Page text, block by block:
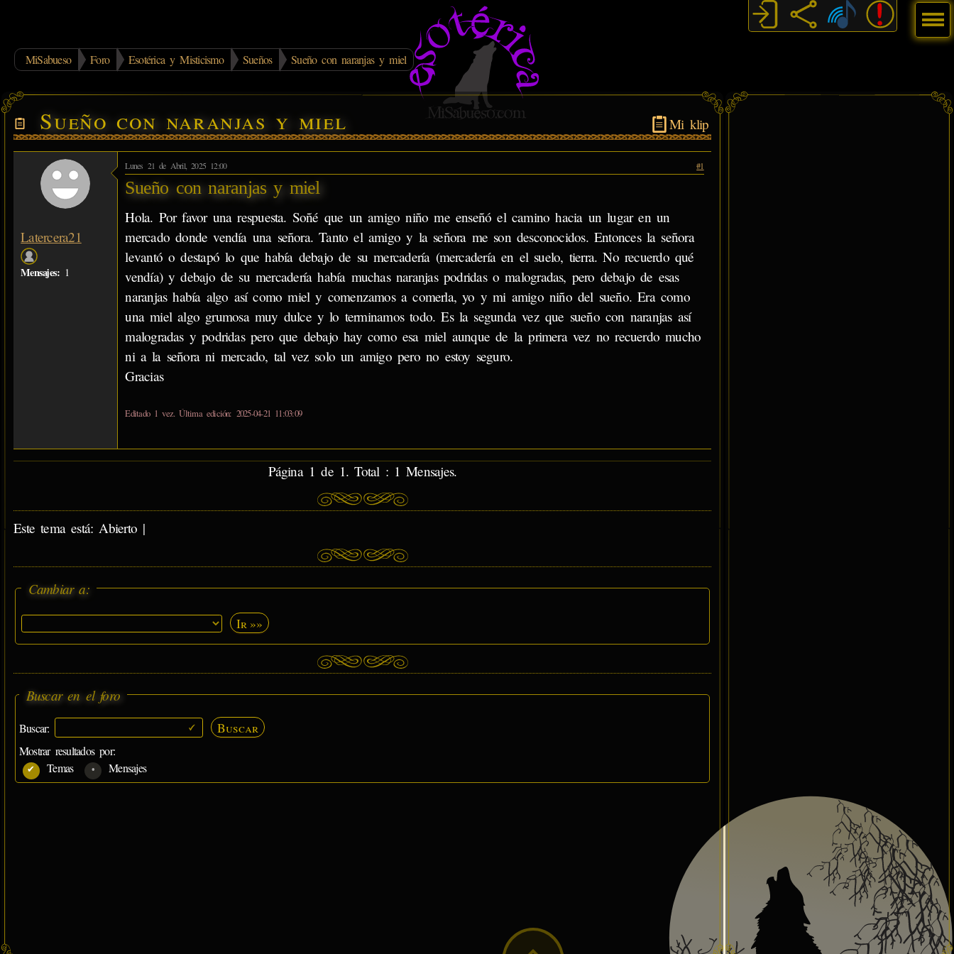
MiSabueso Foro Esotérica y Misticismo Sueños Sueño con naranjas y miel
Mi klip
Sueño con naranjas y miel
Latercera21
Mensajes: 1
Lunes 21 de Abril, 2025 12:00 #1
Sueño con naranjas y miel
Hola. Por favor una respuesta. Soñé que un amigo niño me enseñó el camino hacia un lugar en un
mercado donde vendía una señora. Tanto el amigo y la señora me son desconocidos. Entonces la señora
levantó o destapó lo que había debajo de su mercadería (mercadería en el suelo, tierra. No recuerdo qué
vendía) y debajo de su mercadería había muchas naranjas podridas o malogradas, pero debajo de esas
naranjas había algo así como miel y comenzamos a comerla, yo y mi amigo niño del sueño. Era como
una miel algo grumosa muy dulce y lo terminamos todo. Es la segunda vez que sueño con naranjas así
malogradas y podridas pero que debajo hay como esa miel aunque de la primera vez no recuerdo mucho
ni a la señora ni mercado, tal vez solo un amigo pero no estoy seguro.
Gracias
Editado 1 vez. Última edición: 2025-04-21 11:03:09
Página 1 de 1. Total : 1 Mensajes.
Este tema está: Abierto |
Cambiar a:
Ir »»
Buscar en el foro
Buscar: Buscar
Mostrar resultados por:
Temas
Mensajes
Menú